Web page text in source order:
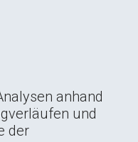
anhand
und
der